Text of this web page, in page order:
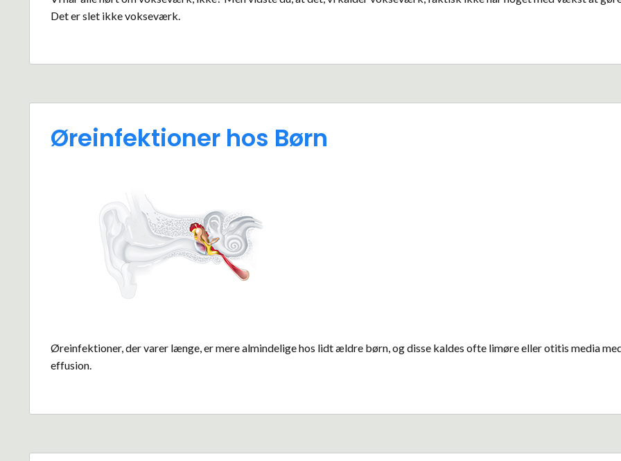
Det er slet ikke vokseværk.
Øreinfektioner hos Børn
Øreinfektioner, der varer længe, er mere almindelige hos lidt ældre børn, og disse kaldes ofte limøre eller otitis media
effusion.